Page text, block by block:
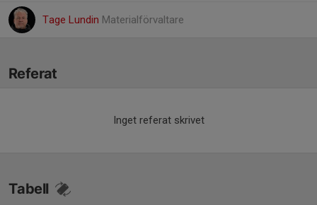
Tage Lundin Materialförvaltare
Referat
Inget referat skrivet
Tabell